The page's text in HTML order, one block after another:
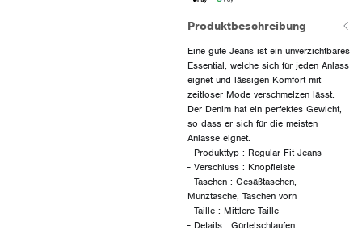
Produktbeschreibung
Eine gute Jeans ist ein unverzichtbares
Essential, welche sich für jeden Anlass
eignet und lässigen Komfort mit
zeitloser Mode verschmelzen lässt.
Der Denim hat ein perfektes Gewicht,
so dass er sich für die meisten
Anlässe eignet.
- Produkttyp : Regular Fit Jeans
- Verschluss : Knopfleiste
- Taschen : Gesäßtaschen,
Münztasche, Taschen vorn
- Taille : Mittlere Taille
- Details : Gürtelschlaufen